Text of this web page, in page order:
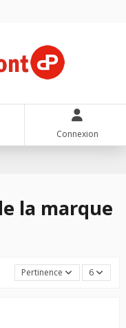
Connexion
la marque
Pertinence 6